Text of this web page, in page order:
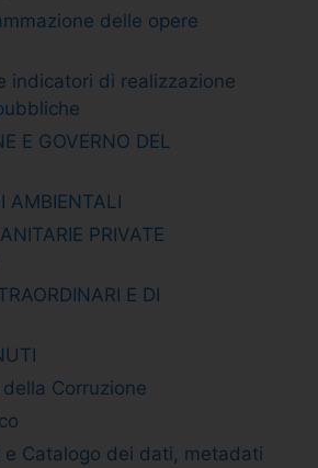
delle opere
indicatori di realizzazione
E GOVERNO DEL
AMBIENTALI
PRIVATE
E DI
Corruzione
e Catalogo dei dati, metadati